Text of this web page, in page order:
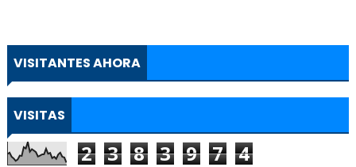
VISITANTES AHORA
VISITAS
2 3 8 3 9 7 4